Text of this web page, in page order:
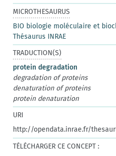
MICROTHESAURUS
BIO biologie moléculaire et
Thésaurus INRAE
TRADUCTION(S)
protein degradation
degradation of proteins
denaturation of proteins
protein denaturation
URI
http://opendata.inrae.fr/
TÉLÉCHARGER CE CONCEPT :